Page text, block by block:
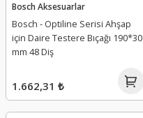
Bosch Aksesuarlar
Bosch - Optiline Serisi Ahşap
için Daire Testere Bıçağı 190*30
mm 48 Diş
1.662,31 ₺